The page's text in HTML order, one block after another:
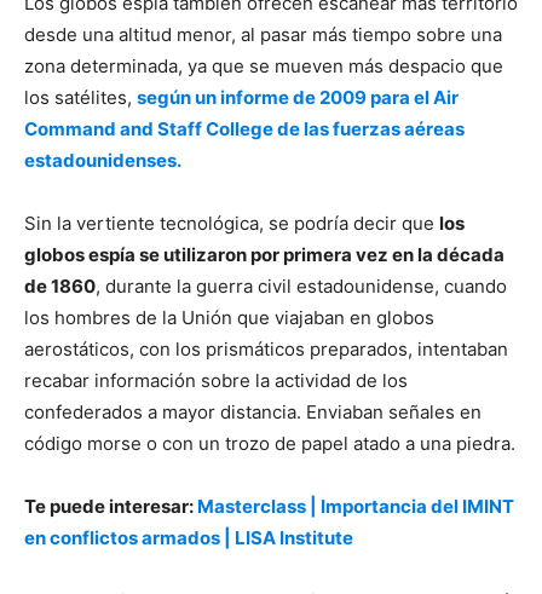
desde una altitud menor, al pasar más tiempo sobre una
zona determinada, ya que se mueven más despacio que
los satélites, según un informe de 2009 para el Air
Command and Staff College de las fuerzas aéreas
estadounidenses.
Sin la vertiente tecnológica, se podría decir que los
globos espía se utilizaron por primera vez en la década
de 1860, durante la guerra civil estadounidense, cuando
los hombres de la Unión que viajaban en globos
aerostáticos, con los prismáticos preparados, intentaban
recabar información sobre la actividad de los
confederados a mayor distancia. Enviaban señales en
código morse o con un trozo de papel atado a una piedra.
Te puede interesar: Masterclass | Importancia del IMINT
en conflictos armados | LISA Institute